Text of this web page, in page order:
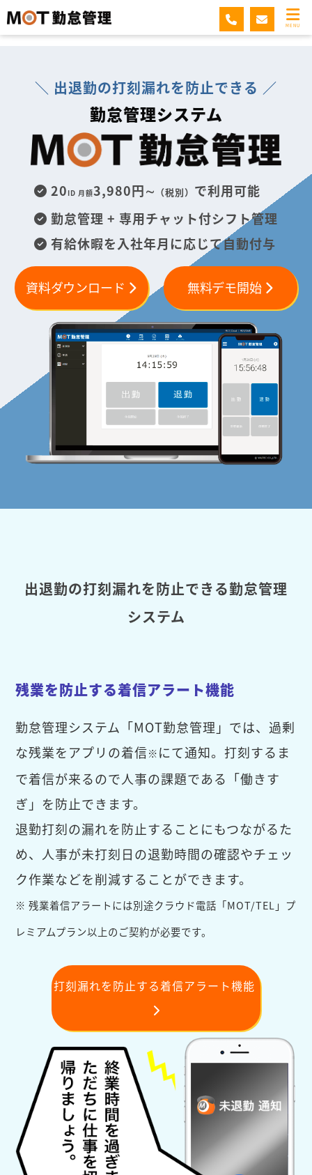
MENU
MOT勤怠管理
＼ 出退勤の打刻漏れを防止できる ／
勤怠管理システム
20 ID 月額3,980円∼ （税別） で利用可能
勤怠管理 + 専用チャット付シフト管理
有給休暇を入社年月に応じて自動付与
資料ダウンロード 無料デモ開始
出退勤の打刻漏れを防止できる勤怠管理
システム
残業を防止する着信アラート機能
勤怠管理システム「MOT勤怠管理」では、過剰
な残業をアプリの着信※にて通知。打刻するま
で着信が来るので人事の課題である「働きす
ぎ」を防止できます。
退勤打刻の漏れを防止することにもつながるた
め、人事が未打刻日の退勤時間の確認やチェッ
ク作業などを削減することができます。
※ 残業着信アラートには別途クラウド電話「MOT/TEL」プ
レミアムプラン以上のご契約が必要です。
打刻漏れを防止する着信アラート機能